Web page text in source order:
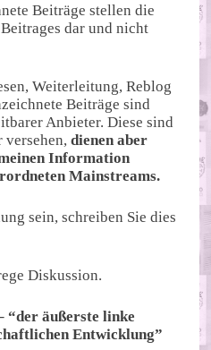
Beiträge stellen die
dar und nicht
Weiterleitung, Reblog
Beiträge sind
Anbieter. Diese sind
versehen,dienen aber
Information
Mainstreams.
sein, schreiben Sie dies
Diskussion.
“der äußerste linke
Entwicklung”